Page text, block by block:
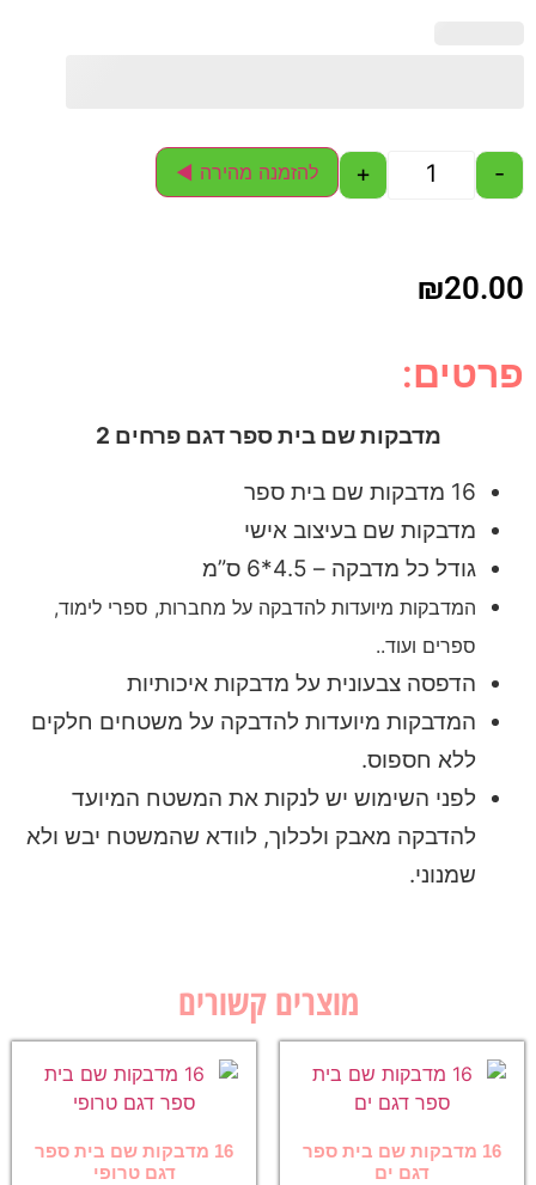
-
+ להזמנה מהירה ◄
₪20.00
פרטים:
מדבקות שם בית ספר דגם פרחים 2
16 מדבקות שם בית ספר
מדבקות שם בעיצוב אישי
גודל כל מדבקה – 4.5*6 ס”מ
המדבקות מיועדות להדבקה על מחברות, ספרי לימוד,
ספרים ועוד..
הדפסה צבעונית על מדבקות איכותיות
המדבקות מיועדות להדבקה על משטחים חלקים
ללא חספוס.
לפני השימוש יש לנקות את המשטח המיועד
להדבקה מאבק ולכלוך, לוודא שהמשטח יבש ולא
שמנוני.
מוצרים קשורים
16 מדבקות שם בית ספר
דגם ים
16 מדבקות שם בית ספר
דגם טרופי